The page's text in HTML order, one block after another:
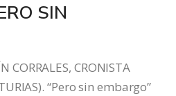
SIN
CORRALES, CRONISTA
“Pero sin embargo”